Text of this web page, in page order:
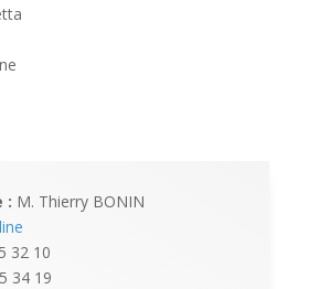
: M. Thierry BONIN
32 10
34 19